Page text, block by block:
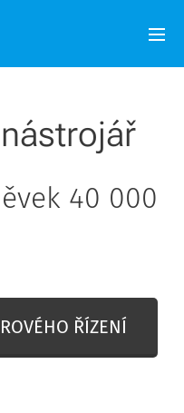
40 000
ŘÍZENÍ